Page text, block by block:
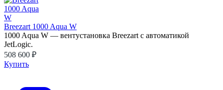
Breezart 1000 Aqua W
1000 Aqua W — вентустановка Breezart с автоматикой
JetLogic.
508 600 ₽
Купить